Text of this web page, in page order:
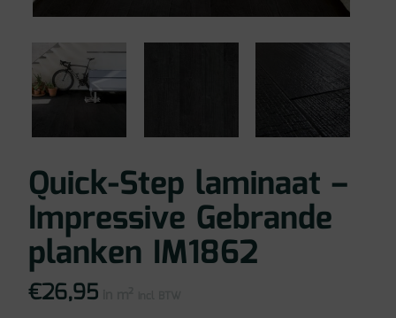
Quick-Step laminaat –
Impressive Gebrande
planken IM1862
€26,95